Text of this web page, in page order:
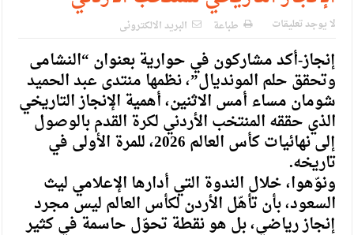
النواب يقر مشروع تعديل قانون الملكية العقارية
القاضي يلتقي رؤساء تحرير الصحف اليومية ويؤكد حرص مجلس
النواب على شراكة فاعلة مع الإعلام
دعوة المكلفين بخدمة العلم (الدفعة الثالثة) إلى مراجعة منصة خدمة
العلم
الملك يلتقي مجموعة من رفاق السلاح
الملك يتلقى اتصالا هاتفيا من العاهل البحريني
القاضي محمود أحمد فريحات.. مبارك ومزيدا من التوفيق
لا يوجد تعليقات طباعة البريد الالكترونى
إنجاز-أكد مشاركون في حوارية بعنوان “النشامى
وتحقق حلم المونديال”، نظمها منتدى عبد الحميد
شومان مساء أمس الاثنين، أهمية الإنجاز التاريخي
الذي حققه المنتخب الأردني لكرة القدم بالوصول
إلى نهائيات كأس العالم 2026، للمرة الأولى في
تاريخه.
ونوّهوا، خلال الندوة التي أدارها الإعلامي ليث
السعود، بأن تأهّل الأردن لكأس العالم ليس مجرد
إنجاز رياضي، بل هو نقطة تحوّل حاسمة في كثير